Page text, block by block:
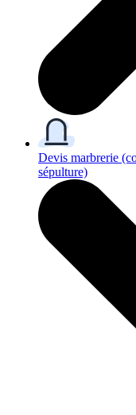
Devis marbrerie
sépulture)